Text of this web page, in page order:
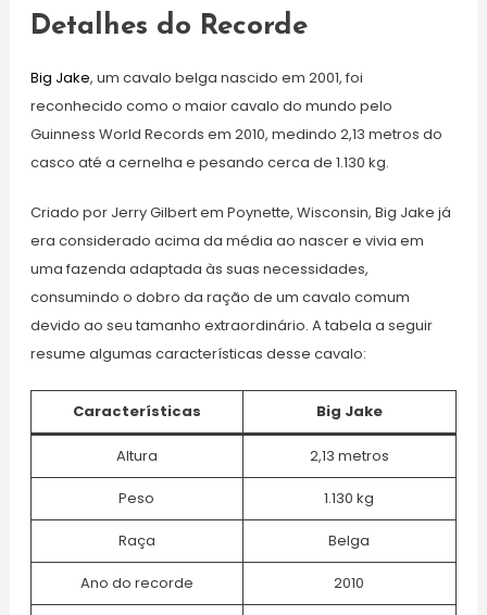
Detalhes do Recorde
Big Jake, um cavalo belga nascido em 2001, foi
reconhecido como o maior cavalo do mundo pelo
Guinness World Records em 2010, medindo 2,13 metros do
casco até a cernelha e pesando cerca de 1.130 kg.
Criado por Jerry Gilbert em Poynette, Wisconsin, Big Jake já
era considerado acima da média ao nascer e vivia em
uma fazenda adaptada às suas necessidades,
consumindo o dobro da ração de um cavalo comum
devido ao seu tamanho extraordinário. A tabela a seguir
resume algumas características desse cavalo:
Características Big Jake
Altura 2,13 metros
Peso 1.130 kg
Raça Belga
Ano do recorde 2010